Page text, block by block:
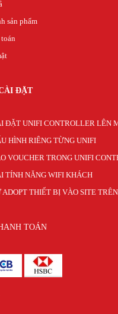
sản phẩm
ĐẶT
ĐẶT UNIFI CONTROLLER LÊN
HÌNH RIÊNG TỪNG UNIFI
VOUCHER TRONG UNIFI
TÍNH NĂNG WIFI KHÁCH
THIẾT BỊ VÀO SITE
TOÁN